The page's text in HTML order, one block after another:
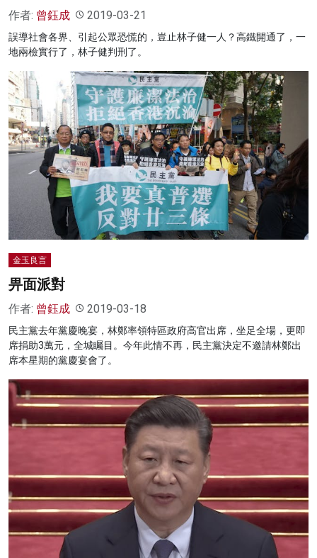
作者: 曾鈺成 2019-03-21
誤導社會各界、引起公眾恐慌的，豈止林子健一人？高鐵開通了，一
地兩檢實行了，林子健判刑了。
金玉良言
畀面派對
作者: 曾鈺成 2019-03-18
民主黨去年黨慶晚宴，林鄭率領特區政府高官出席，坐足全場，更即
席捐助3萬元，全城矚目。今年此情不再，民主黨決定不邀請林鄭出
席本星期的黨慶宴會了。